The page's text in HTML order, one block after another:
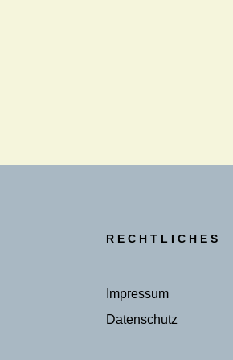
RECHTLICHES
Impressum
Datenschutz